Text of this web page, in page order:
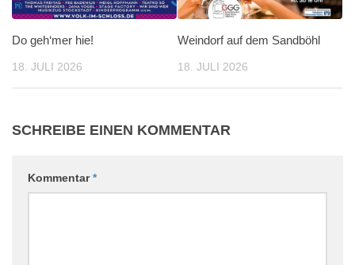
Do geh‘mer hie!
18. JULI 2026
Weindorf auf dem Sandböhl
18. JULI 2026
SCHREIBE EINEN KOMMENTAR
Kommentar*